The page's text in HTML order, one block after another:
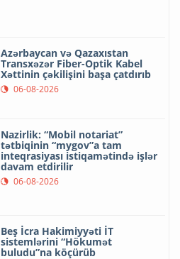
Azərbaycan və Qazaxıstan
Transxəzər Fiber-Optik Kabel
Xəttinin çəkilişini başa çatdırıb
06-08-2026
Nazirlik: “Mobil notariat”
tətbiqinin “mygov”a tam
inteqrasiyası istiqamətində işlər
davam etdirilir
06-08-2026
Beş İcra Hakimiyyəti İT
sistemlərini “Hökumət
buludu”na köçürüb